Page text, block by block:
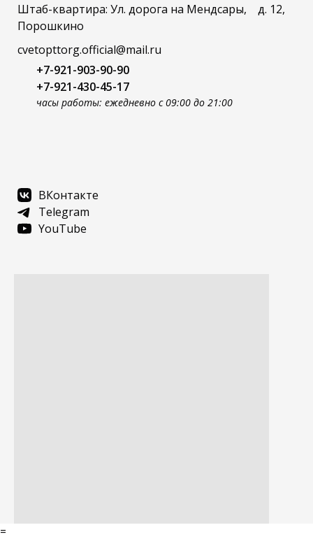
Штаб-квартира: Ул. дорога на Мендсары, д. 12,
Порошкино
cvetopttorg.official@mail.ru
+7-921-903-90-90
+7-921-430-45-17
часы работы: ежедневно с 09:00 до 21:00
ВКонтакте
Telegram
YouTube
=